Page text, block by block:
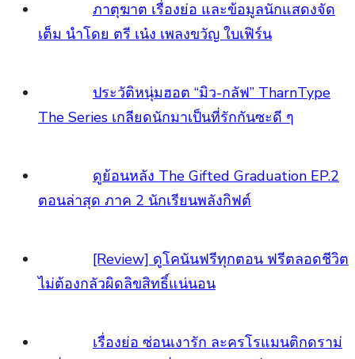
แสดงจัดเต็ม นำโดย ตรี เน๋ง เพลงขวัญ ใบเฟิร์น
ประวัติหนุ่มฮอต “มิว-กลัฟ” TharnType The
Series เกลียดนักมาเป็นที่รักกันซะดี ๆ
ดูย้อนหลัง The Gifted Graduation EP.2 ตอน
ล่าสุด ภาค 2 นักเรียนพลังกิฟต์
กลัวผิดลิขสิทธิ์แน่นอน
เรื่องย่อ ซ่อนเงารัก ละครโรแมนติกดราม่า เรื่อง